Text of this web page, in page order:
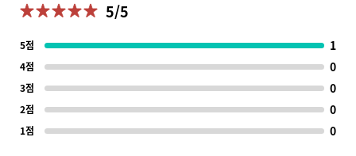
5 out of 5 stars. 5/5
5점 1
4점 0
3점 0
2점 0
1점 0